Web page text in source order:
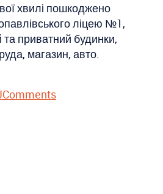
хвилі пошкоджено
ліцею №1,
та приватний будинки,
магазин, авто.